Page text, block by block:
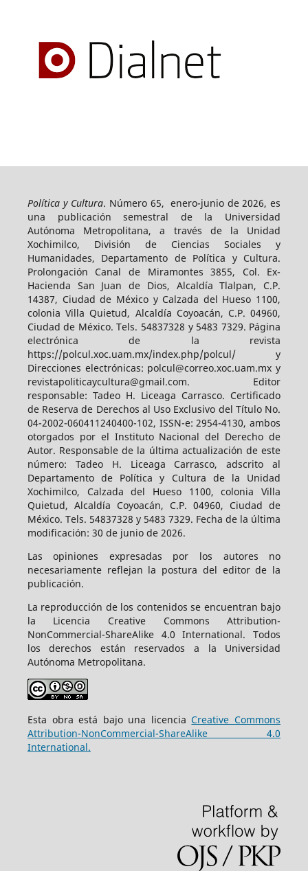
Política y Cultura. Número 65, enero-junio de 2026, es
una publicación semestral de la Universidad
Autónoma Metropolitana, a través de la Unidad
Xochimilco, División de Ciencias Sociales y
Humanidades, Departamento de Política y Cultura.
Prolongación Canal de Miramontes 3855, Col. Ex-
Hacienda San Juan de Dios, Alcaldía Tlalpan, C.P.
14387, Ciudad de México y Calzada del Hueso 1100,
colonia Villa Quietud, Alcaldía Coyoacán, C.P. 04960,
Ciudad de México. Tels. 54837328 y 5483 7329. Página
electrónica de la revista
https://polcul.xoc.uam.mx/index.php/polcul/ y
Direcciones electrónicas: polcul@correo.xoc.uam.mx y
revistapoliticaycultura@gmail.com. Editor
responsable: Tadeo H. Liceaga Carrasco. Certificado
de Reserva de Derechos al Uso Exclusivo del Título No.
04-2002-060411240400-102, ISSN-e: 2954-4130, ambos
otorgados por el Instituto Nacional del Derecho de
Autor. Responsable de la última actualización de este
número: Tadeo H. Liceaga Carrasco, adscrito al
Departamento de Política y Cultura de la Unidad
Xochimilco, Calzada del Hueso 1100, colonia Villa
Quietud, Alcaldía Coyoacán, C.P. 04960, Ciudad de
México. Tels. 54837328 y 5483 7329. Fecha de la última
modificación: 30 de junio de 2026.
Las opiniones expresadas por los autores no
necesariamente reflejan la postura del editor de la
publicación.
La reproducción de los contenidos se encuentran bajo
la Licencia Creative Commons Attribution-
NonCommercial-ShareAlike 4.0 International. Todos
los derechos están reservados a la Universidad
Autónoma Metropolitana.
Esta obra está bajo una licenciaCreative Commons
Attribution-NonCommercial-ShareAlike 4.0
International.